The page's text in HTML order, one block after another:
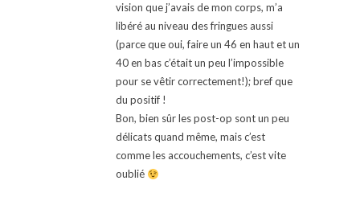
vision que j’avais de mon corps, m’a
libéré au niveau des fringues aussi
(parce que oui, faire un 46 en haut et un
40 en bas c’était un peu l’impossible
pour se vêtir correctement!); bref que
du positif !
Bon, bien sûr les post-op sont un peu
délicats quand même, mais c’est
comme les accouchements, c’est vite
oublié